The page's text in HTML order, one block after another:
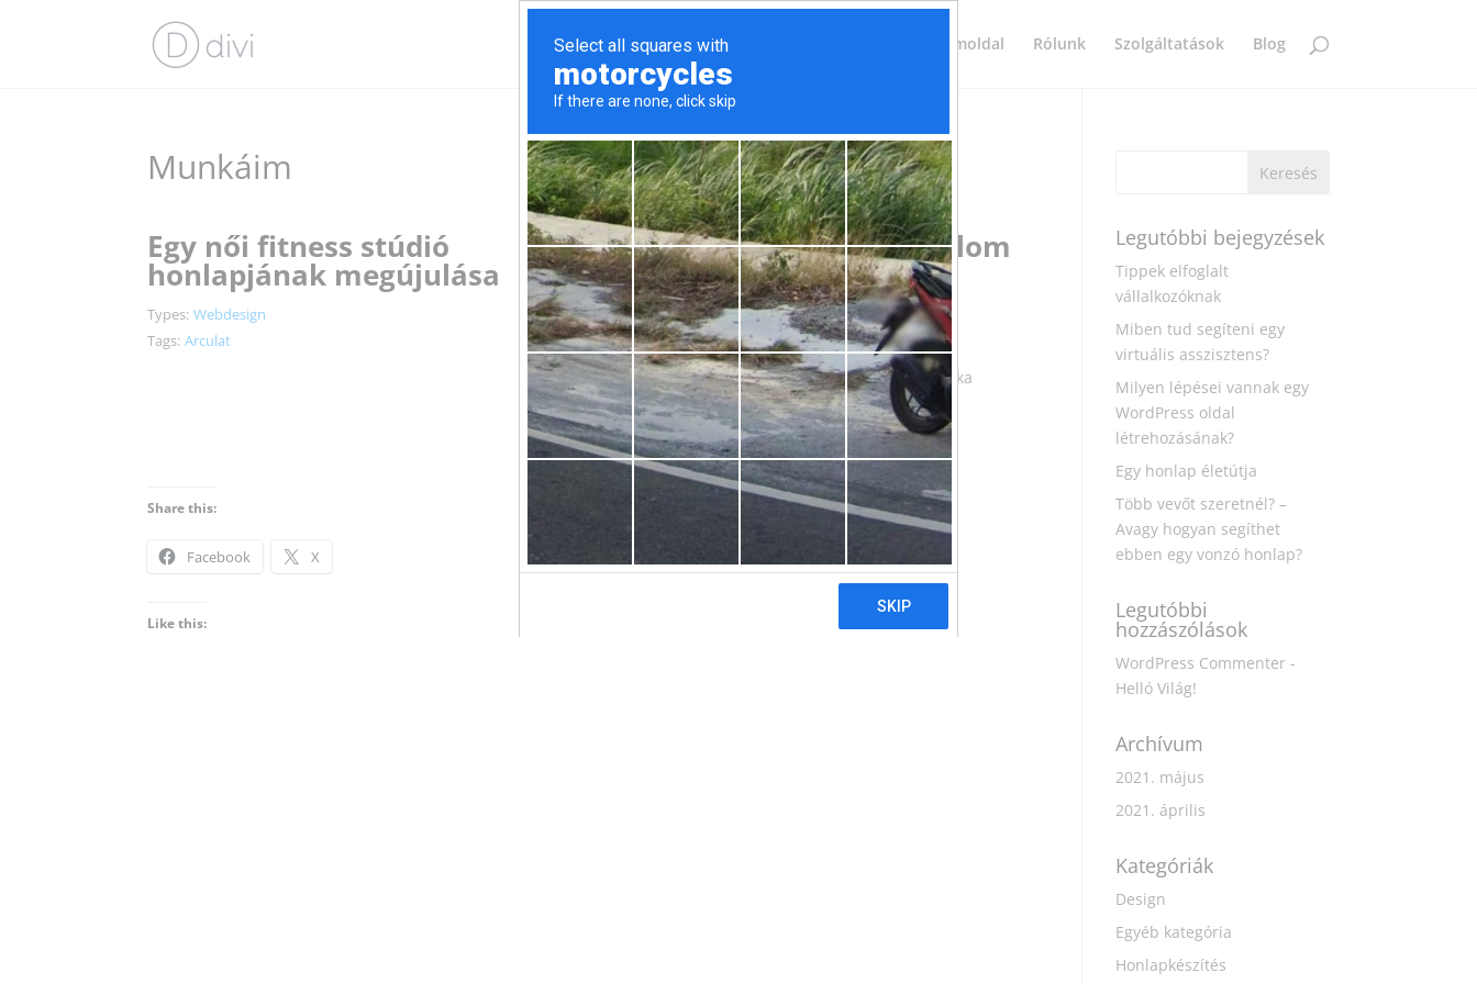
Címoldal Rólunk Szolgáltatások Blog
Munkáim
Egy női fitness stúdió
honlapjának megújulása
Types: Webdesign
Tags: Arculat
Logó készítés a Mentes Álom
Cukrászda számára
Types: Grafika
Tags: Logó
iojssoajdsod kdsjsidjaoi fglfőgplőpflő sapdkaőpdka
askdsőapdkapő sapődlaőpdlaősld sapőldaőpl
saplpdsaőplsdő
Share this:
Facebook X
Like this:
Legutóbbi bejegyzések
Tippek elfoglalt
vállalkozóknak
Miben tud segíteni egy
virtuális asszisztens?
Milyen lépései vannak egy
WordPress oldal
létrehozásának?
Egy honlap életútja
Több vevőt szeretnél? –
Avagy hogyan segíthet
ebben egy vonzó honlap?
Legutóbbi
hozzászólások
WordPress Commenter -
Helló Világ!
Archívum
2021. május
2021. április
Kategóriák
Design
Egyéb kategória
Honlapkészítés